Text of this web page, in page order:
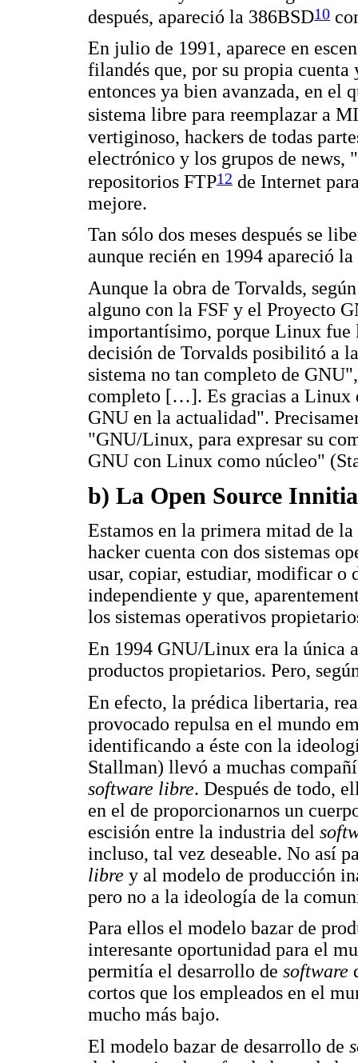
después, apareció la 386BSD10
En julio de 1991, aparece en
filandés que, por su propia
entonces ya bien avanzada, en el
sistema libre para reemplazar a
vertiginoso, hackers de todas
electrónico y los grupos de news,
repositorios FTP12 de Internet
mejore.
Tan sólo dos meses después se
aunque recién en 1994 apareció
Aunque la obra de Torvalds,
alguno con la FSF y el Proyecto
importantísimo, porque Linux
decisión de Torvalds posibilitó a
sistema no tan completo de
completo […]. Es gracias a Linux
GNU en la actualidad".
"GNU/Linux, para expresar su
GNU con Linux como núcleo"
b) La Open Source
Estamos en la primera mitad de
hacker cuenta con dos sistemas
usar, copiar, estudiar, modificar o
independiente y que,
los sistemas operativos
En 1994 GNU/Linux era la única
productos propietarios. Pero,
En efecto, la prédica libertaria,
provocado repulsa en el mundo
identificando a éste con la
Stallman) llevó a muchas
software libre. Después de todo,
en el de proporcionarnos un
escisión entre la industria del
incluso, tal vez deseable. No así
libre y al modelo de producción
pero no a la ideología de la
Para ellos el modelo bazar de
interesante oportunidad para el
permitía el desarrollo de software
cortos que los empleados en el
mucho más bajo.
El modelo bazar de desarrollo de